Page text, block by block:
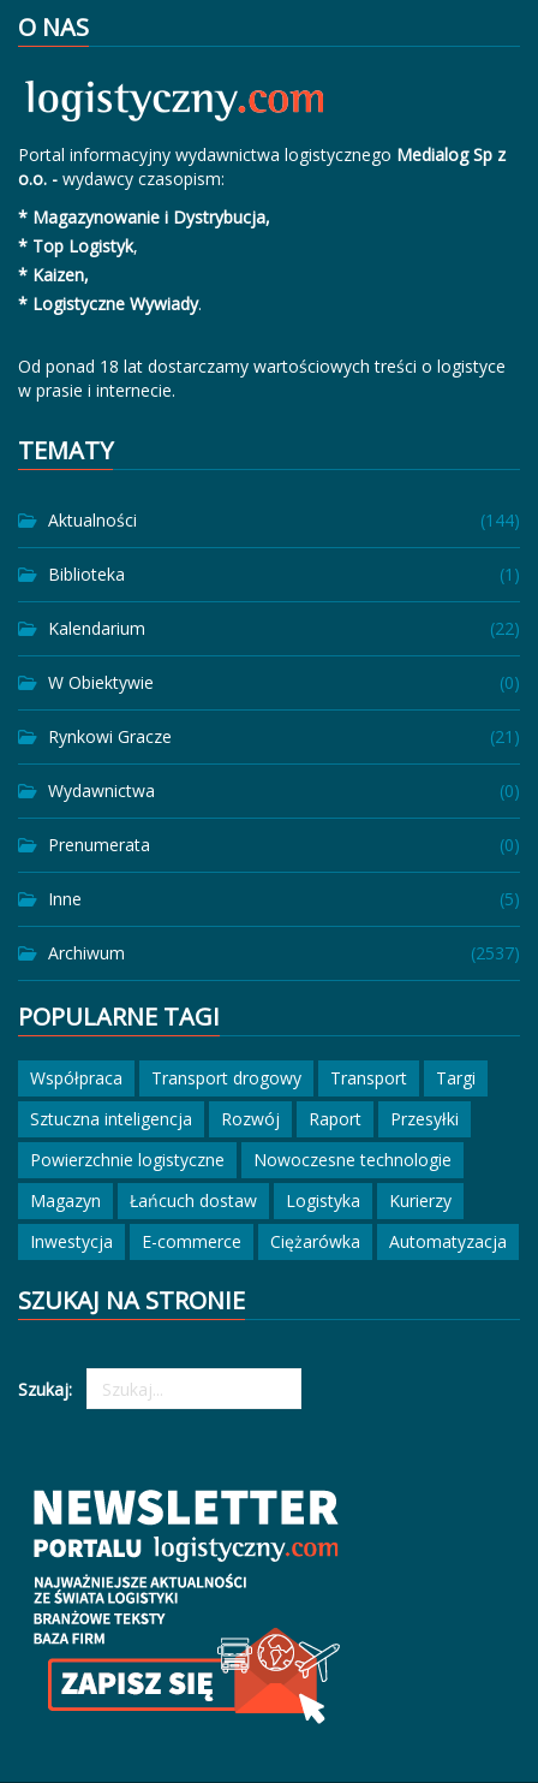
O NAS
Portal informacyjny wydawnictwa logistycznego Medialog Sp z
o.o. - wydawcy czasopism:
* Magazynowanie i Dystrybucja,
* Top Logistyk,
* Kaizen,
* Logistyczne Wywiady.
Od ponad 18 lat dostarczamy wartościowych treści o logistyce
w prasie i internecie.
TEMATY
Aktualności (144)
Biblioteka (1)
Kalendarium (22)
W Obiektywie (0)
Rynkowi Gracze (21)
Wydawnictwa (0)
Prenumerata (0)
Inne (5)
Archiwum (2537)
POPULARNE TAGI
Współpraca Transport drogowy Transport
Targi
Sztuczna inteligencja
Rozwój Raport
Przesyłki
Powierzchnie logistyczne
Nowoczesne technologie
Magazyn
Łańcuch dostaw Logistyka
Kurierzy
Inwestycja
E-commerce Ciężarówka Automatyzacja
SZUKAJ NA STRONIE
Szukaj: